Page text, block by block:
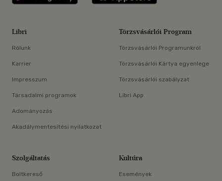
Libri
Rólunk
Karrier
Impresszum
Társadalmi programok
Adományozás
Akadálymentesítési nyilatkozat
Törzsvásárlói Program
Törzsvásárlói Programunkról
Törzsvásárlói Kártya egyenlege
Törzsvásárlói szabályzat
Libri App
Szolgáltatás
Boltkereső
Kultúra
Események